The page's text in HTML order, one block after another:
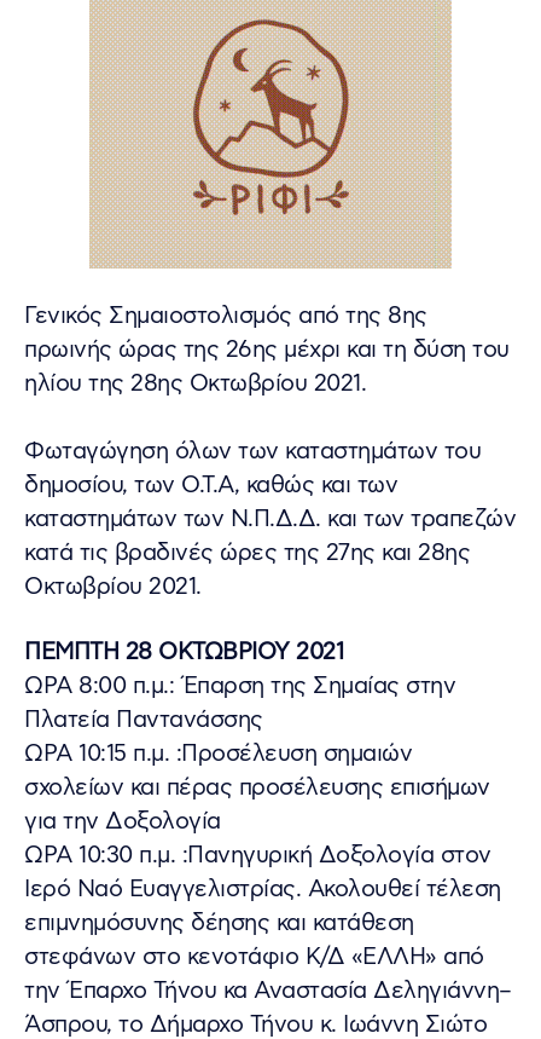
Γενικός Σημαιοστολισμός από της 8ης
πρωινής ώρας της 26ης μέχρι και τη δύση του
ηλίου της 28ης Οκτωβρίου 2021.
Φωταγώγηση όλων των καταστημάτων του
δημοσίου, των Ο.Τ.Α, καθώς και των
καταστημάτων των Ν.Π.Δ.Δ. και των τραπεζών
κατά τις βραδινές ώρες της 27ης και 28ης
Οκτωβρίου 2021.
ΠΕΜΠΤΗ 28 ΟΚΤΩΒΡΙΟΥ 2021
ΩΡΑ 8:00 π.μ.: Έπαρση της Σημαίας στην
Πλατεία Παντανάσσης
ΩΡΑ 10:15 π.μ. :Προσέλευση σημαιών
σχολείων και πέρας προσέλευσης επισήμων
για την Δοξολογία
ΩΡΑ 10:30 π.μ. :Πανηγυρική Δοξολογία στον
Ιερό Ναό Ευαγγελιστρίας. Ακολουθεί τέλεση
επιμνημόσυνης δέησης και κατάθεση
στεφάνων στο κενοτάφιο Κ/Δ «ΕΛΛΗ» από
την Έπαρχο Τήνου κα Αναστασία Δεληγιάννη–
Άσπρου, το Δήμαρχο Τήνου κ. Ιωάννη Σιώτο